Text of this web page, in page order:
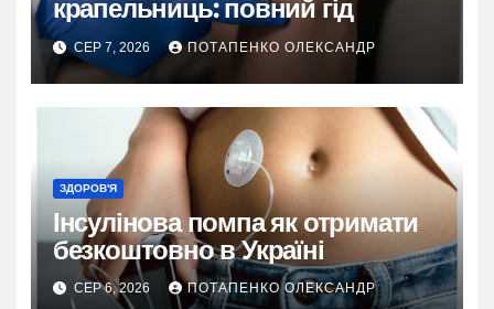
крапельниць: повний гід
СЕР 7, 2026 ПОТАПЕНКО ОЛЕКСАНДР
ЗДОРОВ'Я
Інсулінова помпа як отримати
безкоштовно в Україні
СЕР 6, 2026 ПОТАПЕНКО ОЛЕКСАНДР